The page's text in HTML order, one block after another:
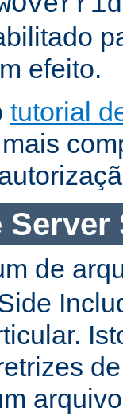
efeito.
tutorial
Server
de